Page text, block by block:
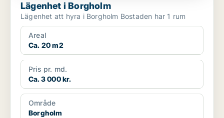
Lägenhet i Borgholm
Lägenhet att hyra i Borgholm Bostaden har 1 rum
Areal
Ca. 20 m2
Pris pr. md.
Ca. 3 000 kr.
Område
Borgholm